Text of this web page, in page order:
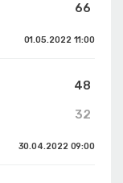
66
01.05.2022 11:00
48
32
30.04.2022 09:00